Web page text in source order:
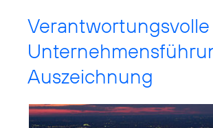
Verantwortungsvolle
Auszeichnung